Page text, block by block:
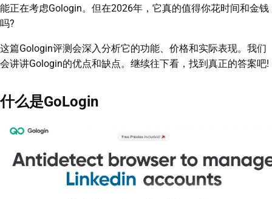
能正在考虑Gologin。但在2026年，它真的值得你花时间和金钱
吗?
这篇Gologin评测会深入分析它的功能、价格和实际表现。我们
会讲讲Gologin的优点和缺点。继续往下看，找到真正的答案吧!
什么是GoLogin